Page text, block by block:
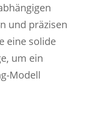
und präzisen
eine solide
um ein
Modell